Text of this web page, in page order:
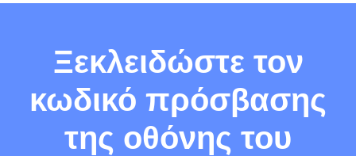
Ξεκλειδώστε τον
κωδικό πρόσβασης
της οθόνης του